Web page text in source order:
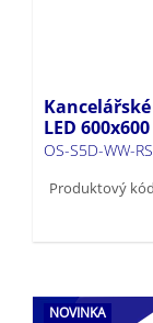
LED
OS-S5D-WW-
Produktový
NOVINKA